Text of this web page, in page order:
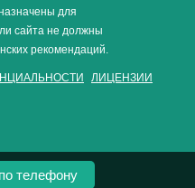
для
сайта не должны
рекомендаций.
ЛИЦЕНЗИИ
телефону